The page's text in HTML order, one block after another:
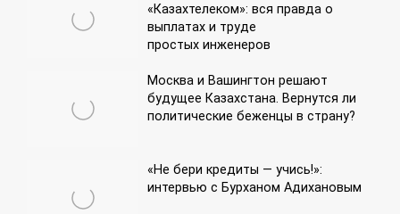
«Казахтелеком»: вся правда о
выплатах и труде
простых инженеров
Москва и Вашингтон решают
будущее Казахстана. Вернутся ли
политические беженцы в страну?
«Не бери кредиты — учись!»:
интервью с Бурханом Адихановым